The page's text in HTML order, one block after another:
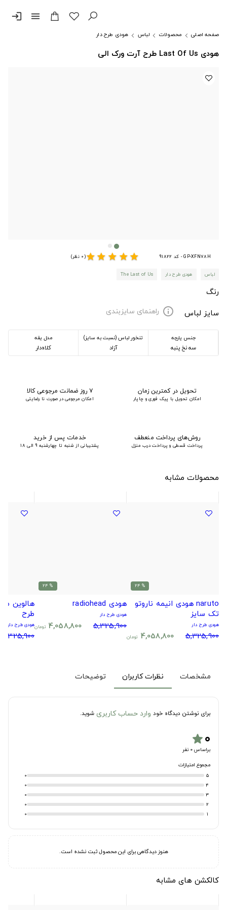
menu
login
صفحه اصلی محصولات لباس هودی طرح دار
هودی Last Of Us طرح آرت ورک الی
GP-XFN78H - کد 91822 star
star
star
star
star(0 نظر)
لباس هودی طرح دار The Last of Us
رنگ
سایز لباس
info راهنمای سایزبندی
جنس پارچه
سه نخ پنبه
تنخور لباس (نسبت به سایز)
آزاد
مدل یقه
کلاه‌دار
تحویل در کمترین زمان
امکان تحویل با پیک فوری و چاپار
۷ روز ضمانت مرجوعی کالا
امکان مرجوعی در صورت نا رضایتی
روش‌های پرداخت منعطف
پرداخت قسطی و پرداخت درب منزل
خدمات پس از خرید
پشتیبانی از شنبه تا چهارشنبه 9 الی 18
محصولات مشابه
% 24
naruto هودی انیمه ناروتو
تک سایز
هودی طرح دار
5,325,900
4,058,800 تومان
% 24
هودی radiohead
هودی طرح دار
5,325,900
4,058,800 تومان
هالوین
طرح
هودی طرح دار
5,325,900
مشخصات نظرات کاربران توضیحات
برای نوشتن دیدگاه خود وارد حساب کاربری شوید.
۰star
براساس 0 نفر
مجموع امتیازات
5
0
4
0
3
0
2
0
1
0
هنوز دیدگاهی برای این محصول ثبت نشده است.
کالکشن های مشابه